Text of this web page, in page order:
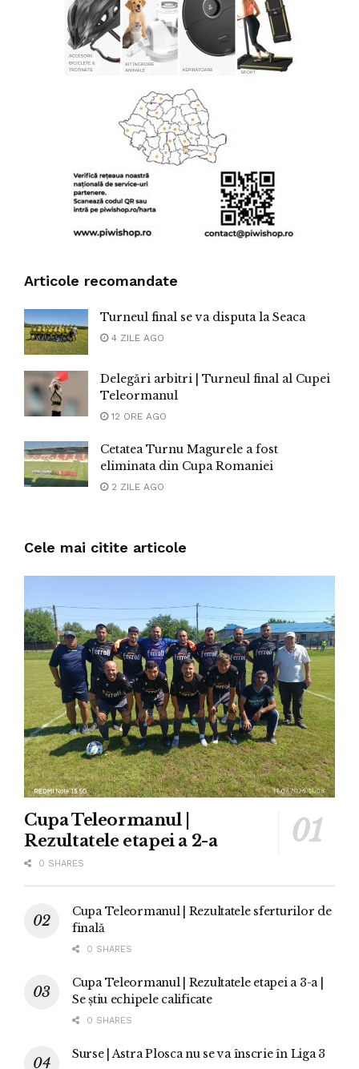
Articole recomandate
Turneul final se va disputa la Seaca
4 ZILE AGO
Delegări arbitri | Turneul final al Cupei
Teleormanul
12 ORE AGO
Cetatea Turnu Magurele a fost
eliminata din Cupa Romaniei
2 ZILE AGO
Cele mai citite articole
Cupa Teleormanul |
Rezultatele etapei a 2-a
0 SHARES
Cupa Teleormanul | Rezultatele sferturilor de
finală
0 SHARES
Cupa Teleormanul | Rezultatele etapei a 3-a |
Se știu echipele calificate
0 SHARES
Surse | Astra Plosca nu se va înscrie în Liga 3